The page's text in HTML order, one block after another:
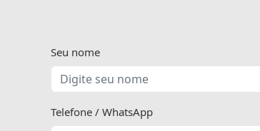
Seu nome
Telefone / WhatsApp